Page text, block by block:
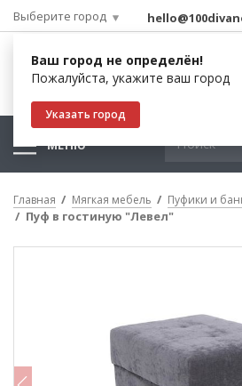
Выберите город
Ваш город не определён!
Пожалуйста, укажите ваш город
Указать город
МЕНЮ
Главная Мягкая мебель Пуфики и
Пуф в гостиную "Левел"